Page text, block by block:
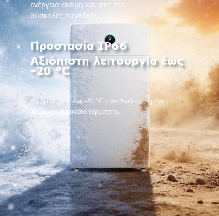
ενέργεια ακόμη και στις πιο
δύσκολες συνθήκες.
Προστασία IP66
Αξιόπιστη λειτουργία έως
-20 °C
*Η λειτουργία έως -20 °C είναι διαθέσιμη μόνο με
προαιρετική μονάδα θέρμανσης.